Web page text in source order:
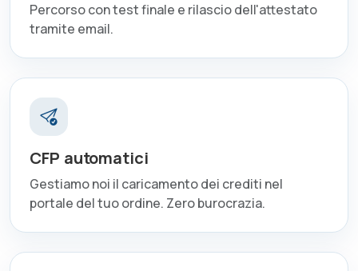
Percorso con test finale e rilascio dell'attestato
tramite email.
CFP automatici
Gestiamo noi il caricamento dei crediti nel
portale del tuo ordine. Zero burocrazia.